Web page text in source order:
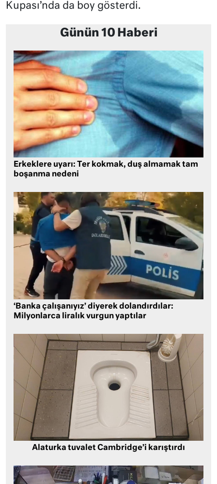
Kupası’nda da boy gösterdi.
Günün 10 Haberi
Erkeklere uyarı: Ter kokmak, duş almamak tam
boşanma nedeni
‘Banka çalışanıyız’ diyerek dolandırdılar:
Milyonlarca liralık vurgun yaptılar
Alaturka tuvalet Cambridge’i karıştırdı